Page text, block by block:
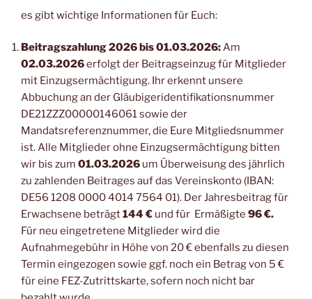
es gibt wichtige Informationen für Euch:
Beitragszahlung 2026 bis 01.03.2026:Am
02.03.2026erfolgt der Beitragseinzug für Mitglieder
mit Einzugsermächtigung. Ihr erkennt unsere
Abbuchung an der Gläubigeridentifikationsnummer
DE21ZZZ00000146061 sowie der
Mandatsreferenznummer, die Eure Mitgliedsnummer
ist. Alle Mitglieder ohne Einzugsermächtigung bitten
wir bis zum 01.03.2026 um Überweisung des jährlich
zu zahlenden Beitrages auf das Vereinskonto (IBAN:
DE56 1208 0000 4014 7564 01). Der Jahresbeitrag für
Erwachsene beträgt144 € und für Ermäßigte 96 €.
Für neu eingetretene Mitglieder wird die
Aufnahmegebühr in Höhe von 20 € ebenfalls zu diesen
Termin eingezogen sowie ggf. noch ein Betrag von 5 €
für eine FEZ-Zutrittskarte, sofern noch nicht bar